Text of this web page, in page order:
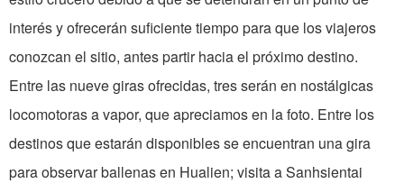
interés y ofrecerán suficiente tiempo para que los viajeros
conozcan el sitio, antes partir hacia el próximo destino.
Entre las nueve giras ofrecidas, tres serán en nostálgicas
locomotoras a vapor, que apreciamos en la foto. Entre los
destinos que estarán disponibles se encuentran una gira
para observar ballenas en Hualien; visita a Sanhsientai